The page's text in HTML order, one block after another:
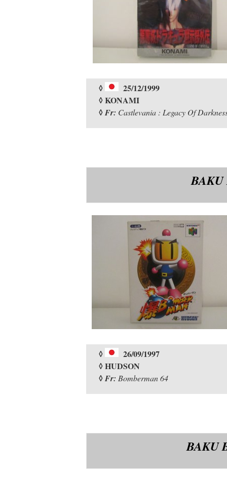
◊
25/12/1999
◊ KONAMI
◊Fr: Castlevania : Legacy Of
◊
26/09/1997
◊ HUDSON
◊Fr: Bomberman 64
BAKU